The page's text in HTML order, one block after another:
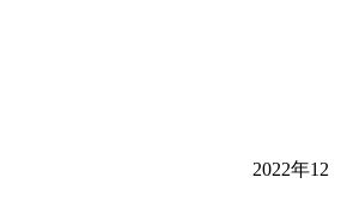
2022年12